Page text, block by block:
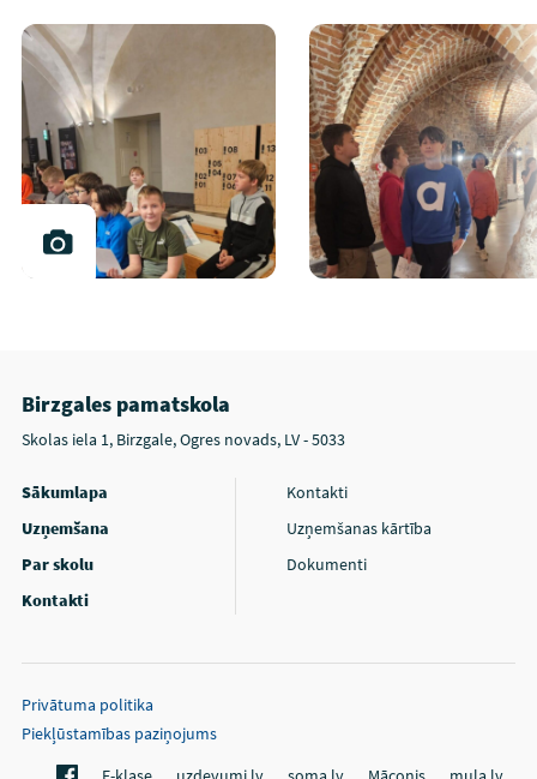
Birzgales pamatskola
Skolas iela 1, Birzgale, Ogres novads, LV - 5033
Sākumlapa
Uzņemšana
Par skolu
Kontakti
Kontakti
Uzņemšanas kārtība
Dokumenti
Privātuma politika
Piekļūstamības paziņojums